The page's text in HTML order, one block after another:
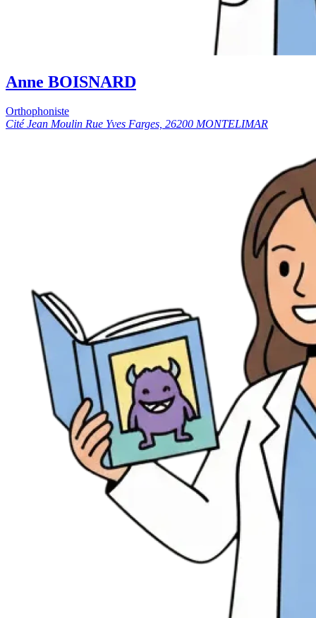
Anne BOISNARD
Orthophoniste
Cité Jean Moulin Rue Yves Farges, 26200 MONTELIMAR